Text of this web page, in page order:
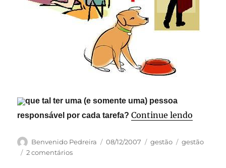
que tal ter uma (e somente uma) pessoa
responsável por cada tarefa? Continue lendo
Autor
Benvenido Pedreira
Publicado
08/12/2007 Categorias
gestão Tags
gestão
2 comentáriosem